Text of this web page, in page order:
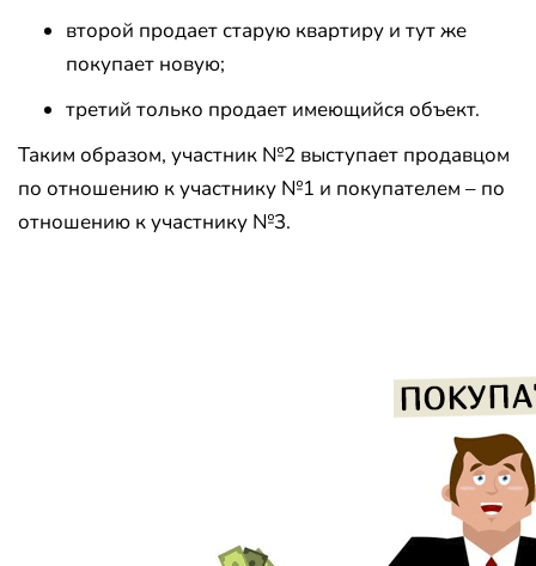
второй продает старую квартиру и тут же
покупает новую;
третий только продает имеющийся объект.
Таким образом, участник №2 выступает продавцом
по отношению к участнику №1 и покупателем – по
отношению к участнику №3.